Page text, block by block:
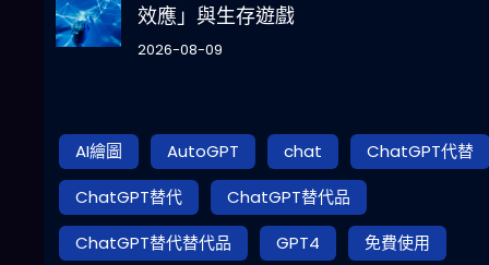
效應」與生存遊戲
2026-08-09
AI繪圖 AutoGPT chat
ChatGPT代替
ChatGPT替代
ChatGPT替代品
ChatGPT替代替代品
GPT4
免費使用